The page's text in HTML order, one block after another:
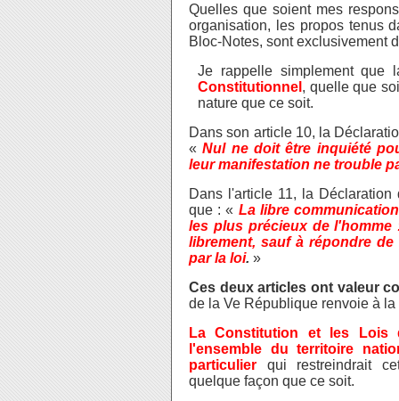
Quelles que soient mes
organisation, les propos tenus
Bloc-Notes, sont exclusivement
Je rappelle simplement que
Constitutionnel , quelle que
nature que ce soit.
Dans son article 10, la
«Nul ne doit être inquiété
leur manifestation ne trouble
Dans l'article 11, la
que : « La libre
les plus précieux de
librement, sauf à répondre
par la loi. »
Ces deux articles ont valeur
de la Ve République renvoie à
La Constitution et les Lois
l'ensemble du territoire
particulier qui restreindrait
quelque façon que ce soit.